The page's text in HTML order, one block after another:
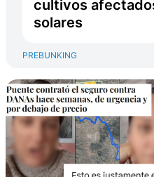
cultivos
solares
PREBUNKING